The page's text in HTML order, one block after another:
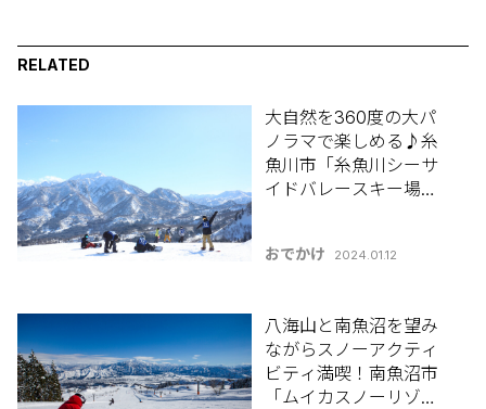
RELATED
大自然を360度の大パ
ノラマで楽しめる♪糸
魚川市「糸魚川シーサ
イドバレースキー場」
おでかけ 2024.01.12
八海山と南魚沼を望み
ながらスノーアクティ
ビティ満喫！南魚沼市
「ムイカスノーリゾー